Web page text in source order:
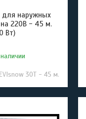
для наружных
на 220В - 45 м.
Вт)
30T - 45 м.